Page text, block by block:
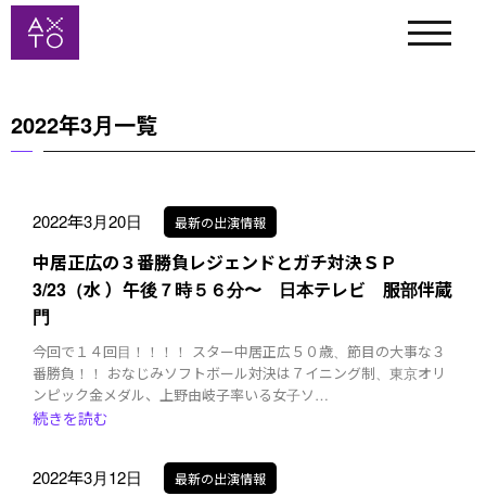
2022年3月一覧
2022年3月20日 最新の出演情報
中居正広の３番勝負レジェンドとガチ対決ＳＰ
3/23（水 ）午後７時５６分〜 日本テレビ 服部伴蔵
門
今回で１４回目！！！！ スター中居正広５０歳、節目の大事な３
番勝負！！ おなじみソフトボール対決は７イニング制、東京オリ
ンピック金メダル、上野由岐子率いる女子ソ…
続きを読む
2022年3月12日 最新の出演情報